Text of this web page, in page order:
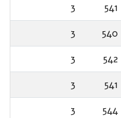
541
3
540
3
542
3
541
3
544
3